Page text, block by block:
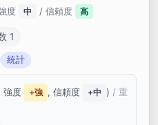
度 中 / 信頼度 高
1
統計
強度 +強 , 信頼度 +中 ) / 重